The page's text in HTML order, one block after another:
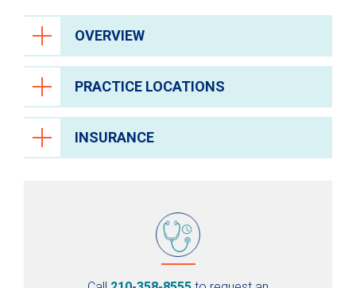
OVERVIEW
PRACTICE LOCATIONS
INSURANCE